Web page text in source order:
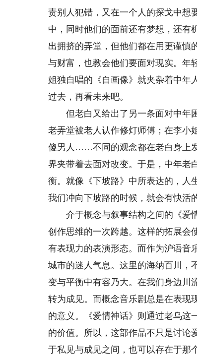
责别人犯错，又在一个人的探戈中想
中，同时他们的面前还有梦想，还有
出拥挤的弄堂，但他们都在用更谨慎
与财富，也教会他们要面对现实。年
姐独自唱的《自画像》就夹杂着中年
过去，再看未来吧。
但老白又给出了另一条面对中年困
老弄堂被老人认作修灯师傅；在李小
傻男人……不同的观念都在老白身上
界夹带着去面对改变。于是，中年老
衡。就像《下坡路》中所表达的，人
我们冲向下坡路的时候，就会有快活
介于概念与叙事结构之间的《爱情
创作思维的一次跨越。这样的拓展会
有表现力的表演形态。而作为沪语音
城市的迷人气息。这里的海纳百川，
变与平衡中有容乃大。在我们身边川
转为成见。而概念音乐剧总是在表现
的意义。《爱情神话》则通过老乌这
的价值。所以，这部作品不只是讨论
于私见与成见之间，也可以存在于那